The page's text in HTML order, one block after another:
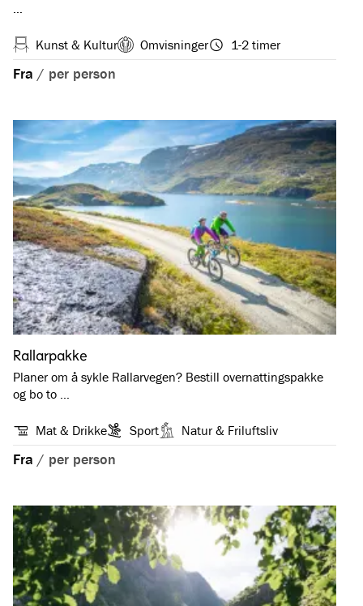
Kunst & Kultur Omvisninger 1-2 timer
Fra / per person
Rallarpakke
Planer om å sykle Rallarvegen? Bestill overnattingspakke
og bo to …
Mat & Drikke Sport Natur & Friluftsliv
Fra / per person